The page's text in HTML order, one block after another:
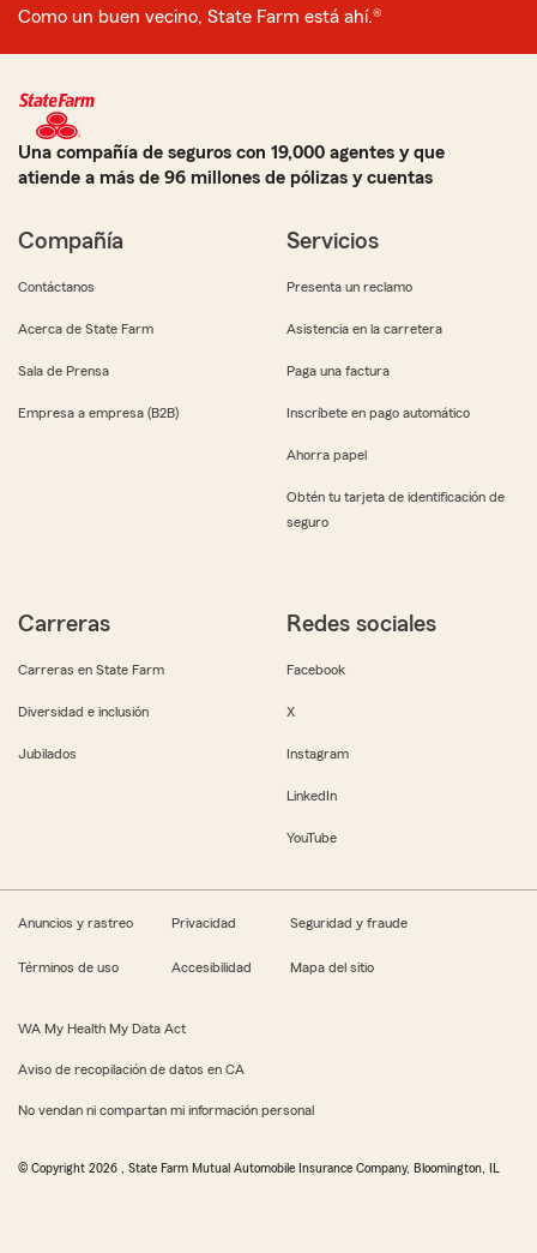
Como un buen vecino, State Farm está ahí.®
Una compañía de seguros con 19,000 agentes y que
atiende a más de 96 millones de pólizas y cuentas
Compañía
Contáctanos
Acerca de State Farm
Sala de Prensa
Empresa a empresa (B2B)
Servicios
Presenta un reclamo
Asistencia en la carretera
Paga una factura
Inscríbete en pago automático
Ahorra papel
Obtén tu tarjeta de identificación de
seguro
Carreras
Carreras en State Farm
Diversidad e inclusión
Jubilados
Redes sociales
Facebook
X
Instagram
LinkedIn
YouTube
Anuncios y rastreo Privacidad Seguridad y fraude
Términos de uso Accesibilidad Mapa del sitio
WA My Health My Data Act
Aviso de recopilación de datos en CA
No vendan ni compartan mi información personal
© Copyright 2026 , State Farm Mutual Automobile Insurance Company, Bloomington, IL